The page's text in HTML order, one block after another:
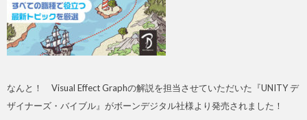
なんと！ Visual Effect Graphの解説を担当させていただいた『UNITY デ
ザイナーズ・バイブル』がボーンデジタル社様より発売されました！